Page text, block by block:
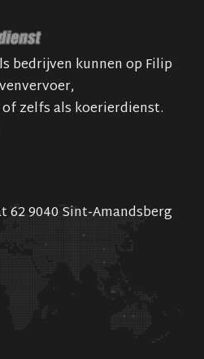
bedrijven kunnen op Filip
zelfs als koerierdienst.
62 9040 Sint-Amandsberg